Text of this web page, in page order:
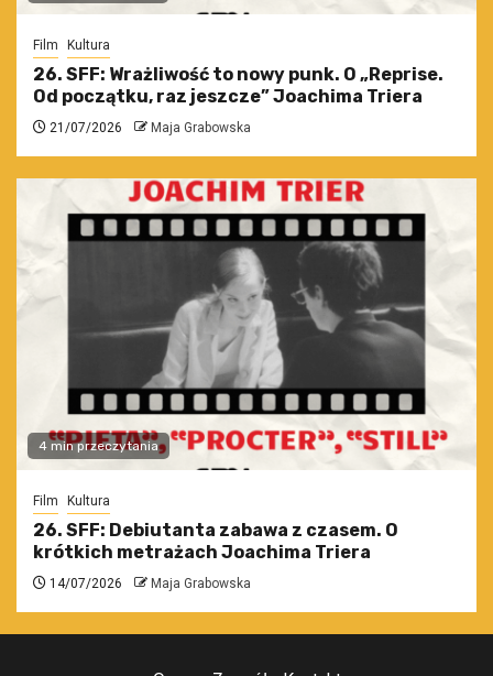
Film Kultura
26. SFF: Wrażliwość to nowy punk. O „Reprise.
Od początku, raz jeszcze” Joachima Triera
21/07/2026 Maja Grabowska
4 min przeczytania
Film Kultura
26. SFF: Debiutanta zabawa z czasem. O
krótkich metrażach Joachima Triera
14/07/2026 Maja Grabowska